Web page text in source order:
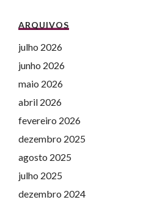
ARQUIVOS
julho 2026
junho 2026
maio 2026
abril 2026
fevereiro 2026
dezembro 2025
agosto 2025
julho 2025
dezembro 2024